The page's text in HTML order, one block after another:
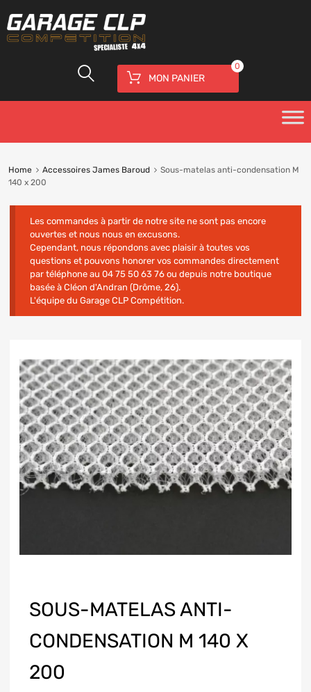
MON PANIER
0
Home Accessoires James Baroud
Sous-matelas anti-condensation M
140 x 200
Les commandes à partir de notre site ne sont pas encore
ouvertes et nous nous en excusons.
Cependant, nous répondons avec plaisir à toutes vos
questions et pouvons honorer vos commandes directement
par téléphone au 04 75 50 63 76 ou depuis notre boutique
basée à Cléon d'Andran (Drôme, 26).
L'équipe du Garage CLP Compétition.
SOUS-MATELAS ANTI-
CONDENSATION M 140 X
200